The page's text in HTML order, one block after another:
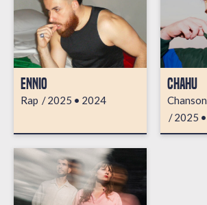
ENNIO
Rap 2025 2024
CHAHU
Chanson
2025